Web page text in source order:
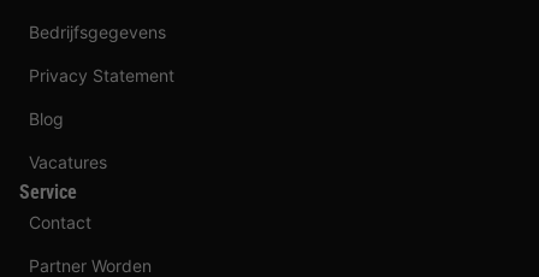
Bedrijfsgegevens
Privacy Statement
Blog
Vacatures
Service
Contact
Partner Worden